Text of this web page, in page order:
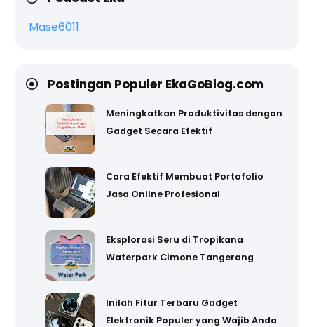
Mase6011
Postingan Populer EkaGoBlog.com
Meningkatkan Produktivitas dengan
Gadget Secara Efektif
Cara Efektif Membuat Portofolio
Jasa Online Profesional
Eksplorasi Seru di Tropikana
Waterpark Cimone Tangerang
Inilah Fitur Terbaru Gadget
Elektronik Populer yang Wajib Anda